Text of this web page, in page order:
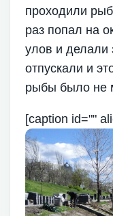
проходили
раз попал на
улов и делали
отпускали и
рыбы было не
[caption id=""